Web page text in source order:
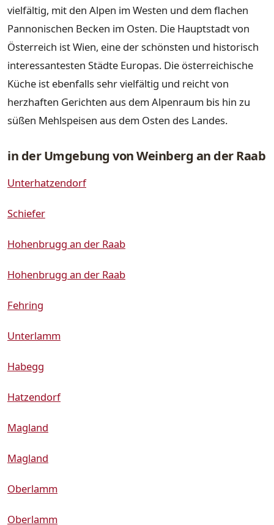
vielfältig, mit den Alpen im Westen und dem flachen
Pannonischen Becken im Osten. Die Hauptstadt von
Österreich ist Wien, eine der schönsten und historisch
interessantesten Städte Europas. Die österreichische
Küche ist ebenfalls sehr vielfältig und reicht von
herzhaften Gerichten aus dem Alpenraum bis hin zu
süßen Mehlspeisen aus dem Osten des Landes.
in der Umgebung von Weinberg an der Raab
Unterhatzendorf
Schiefer
Hohenbrugg an der Raab
Hohenbrugg an der Raab
Fehring
Unterlamm
Habegg
Hatzendorf
Magland
Magland
Oberlamm
Oberlamm